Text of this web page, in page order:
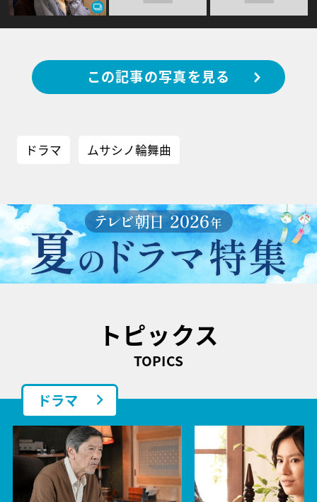
この記事の写真を見る
ドラマ ムサシノ輪舞曲
トピックス
TOPICS
ドラマ